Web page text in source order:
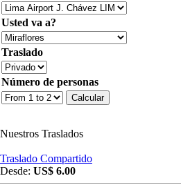
Usted va a?
Traslado
Número de personas
Nuestros Traslados
Traslado Compartido
Desde: US$ 6.00